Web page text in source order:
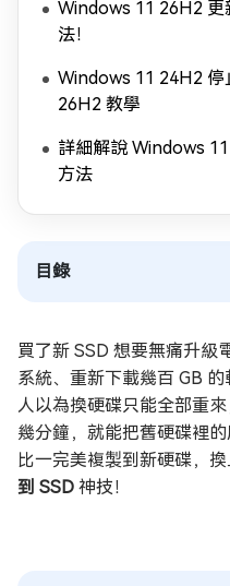
Windows 11 26H2
法！
Windows 11 24H2 停
26H2 教學
詳細解說 Windows
方法
目錄
買了新 SSD 想要無痛升級
系統、重新下載幾百 GB
人以為換硬碟只能全部重
幾分鐘，就能把舊硬碟裡
比一完美複製到新硬碟，
到 SSD 神技！